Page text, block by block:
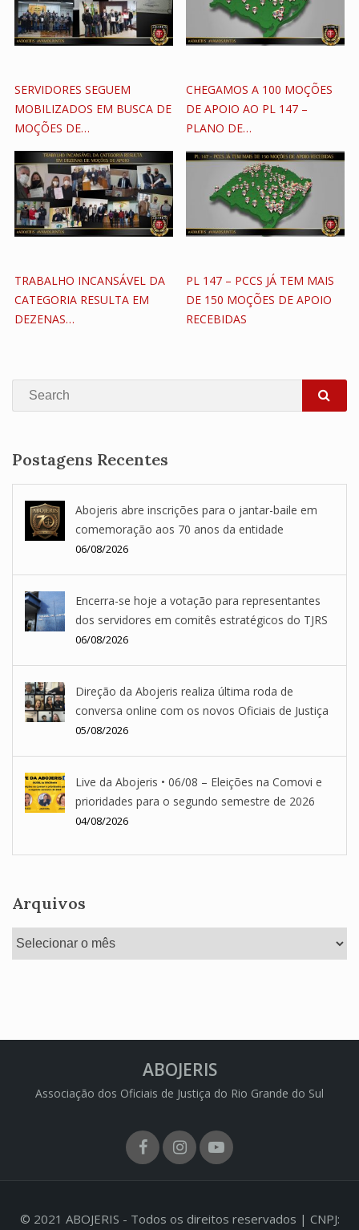
SERVIDORES SEGUEM
MOBILIZADOS EM BUSCA DE
MOÇÕES DE…
CHEGAMOS A 100 MOÇÕES
DE APOIO AO PL 147 –
PLANO DE…
TRABALHO INCANSÁVEL DA
CATEGORIA RESULTA EM
DEZENAS…
PL 147 – PCCS JÁ TEM MAIS
DE 150 MOÇÕES DE APOIO
RECEBIDAS
Search
Postagens Recentes
Abojeris abre inscrições para o jantar-baile em
comemoração aos 70 anos da entidade
06/08/2026
Encerra-se hoje a votação para representantes
dos servidores em comitês estratégicos do TJRS
06/08/2026
Direção da Abojeris realiza última roda de
conversa online com os novos Oficiais de Justiça
05/08/2026
Live da Abojeris • 06/08 – Eleições na Comovi e
prioridades para o segundo semestre de 2026
04/08/2026
Arquivos
Arquivos
ABOJERIS
Associação dos Oficiais de Justiça do Rio Grande do Sul
FacebookInstagram
Youtube
© 2021 ABOJERIS - Todos os direitos reservados | CNPJ: